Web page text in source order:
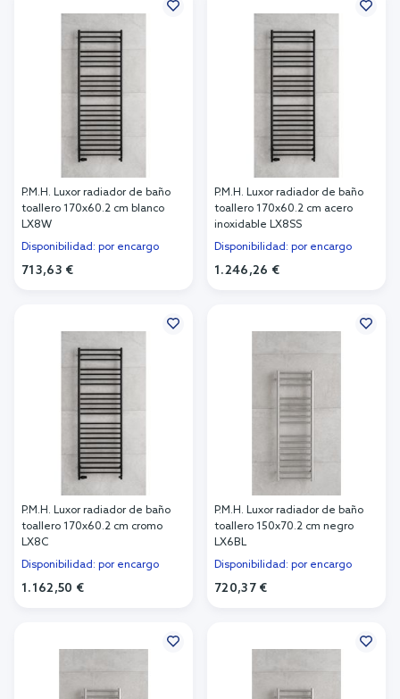
P.M.H. Luxor radiador de baño
toallero 170x60.2 cm blanco
LX8W
Disponibilidad: por encargo
713,63 €
P.M.H. Luxor radiador de baño
toallero 170x60.2 cm acero
inoxidable LX8SS
Disponibilidad: por encargo
1.246,26 €
P.M.H. Luxor radiador de baño
toallero 170x60.2 cm cromo
LX8C
Disponibilidad: por encargo
1.162,50 €
P.M.H. Luxor radiador de baño
toallero 150x70.2 cm negro
LX6BL
Disponibilidad: por encargo
720,37 €